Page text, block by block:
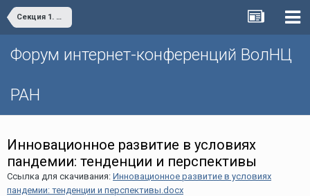
Секция 1. «Проблемы социально-экономического развития и управления»
Форум интернет-конференций ВолНЦ
РАН
Инновационное развитие в условиях
пандемии: тенденции и перспективы
Ссылка для скачивания: Инновационное развитие в условиях
пандемии: тенденции и перспективы.docx